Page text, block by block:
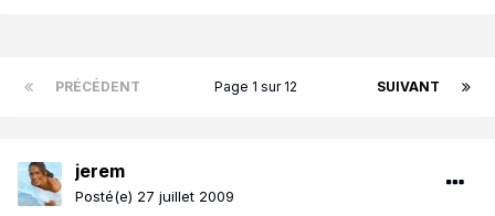
PRÉCÉDENT SUIVANT
Page 1 sur 12
jerem
Posté(e) 27 juillet 2009